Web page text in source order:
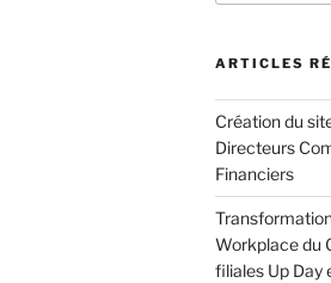
ARTICLES
Création du
Directeurs
Financiers
Workplace du
filiales Up Day